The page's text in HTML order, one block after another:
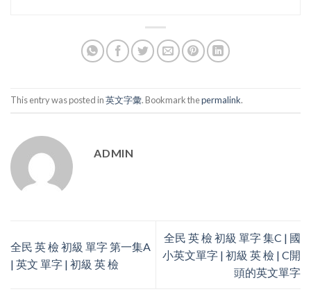
This entry was posted in英文字彙. Bookmark thepermalink.
ADMIN
全民 英 檢 初級 單字 第一集A
| 英文 單字 | 初級 英 檢
全民 英 檢 初級 單字 集C | 國
小英文單字 | 初級 英 檢 | C開
頭的英文單字